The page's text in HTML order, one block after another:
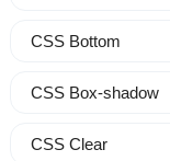
CSS Bottom
CSS Box-shadow
CSS Clear